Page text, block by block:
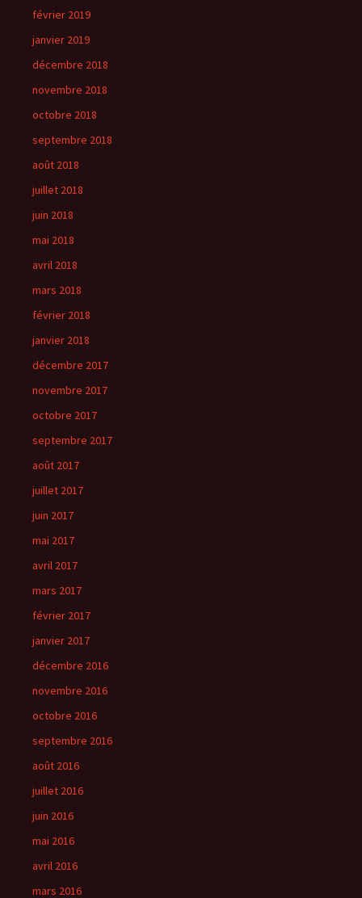
février 2019
janvier 2019
décembre 2018
novembre 2018
octobre 2018
septembre 2018
août 2018
juillet 2018
juin 2018
mai 2018
avril 2018
mars 2018
février 2018
janvier 2018
décembre 2017
novembre 2017
octobre 2017
septembre 2017
août 2017
juillet 2017
juin 2017
mai 2017
avril 2017
mars 2017
février 2017
janvier 2017
décembre 2016
novembre 2016
octobre 2016
septembre 2016
août 2016
juillet 2016
juin 2016
mai 2016
avril 2016
mars 2016